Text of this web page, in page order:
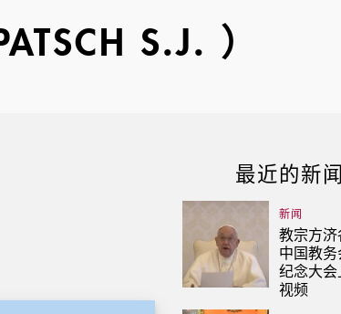
S.J. ）
最近的新闻
新闻
教宗方
中国教
纪念大
视频